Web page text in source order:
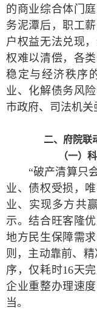
的商业综合体门
务泥潭后，职工
户权益无法兑现
权难以清偿，各
稳定与经济秩序
业、化解债务风
市政府、司法机关
二、府院联
（一）
“破产清算只会
业、债权受损，
业、实现多方共
示。结合旺客隆
地方民生保障需
则，主动靠前、
序，仅耗时16天
企业重整办理速
当。